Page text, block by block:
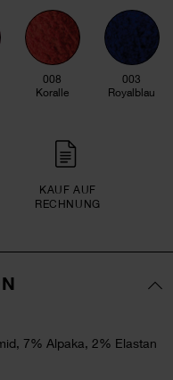
008
Koralle
003
Royalblau
KAUF AUF
RECHNUNG
7% Alpaka, 2% Elastan